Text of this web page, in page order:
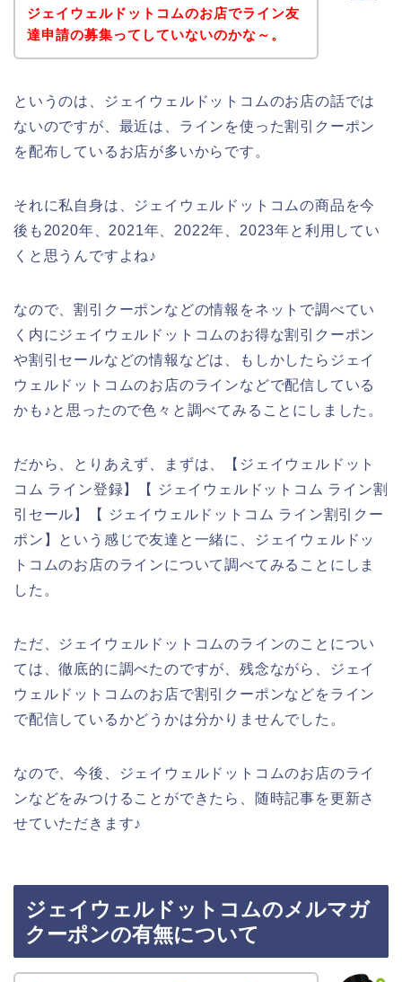
ジェイウェルドットコムのお店でライン友
達申請の募集ってしていないのかな～。
というのは、ジェイウェルドットコムのお店の話では
ないのですが、最近は、ラインを使った割引クーポン
を配布しているお店が多いからです。
それに私自身は、ジェイウェルドットコムの商品を今
後も2020年、2021年、2022年、2023年と利用してい
くと思うんですよね♪
なので、割引クーポンなどの情報をネットで調べてい
く内にジェイウェルドットコムのお得な割引クーポン
や割引セールなどの情報などは、もしかしたらジェイ
ウェルドットコムのお店のラインなどで配信している
かも♪と思ったので色々と調べてみることにしました。
だから、とりあえず、まずは、【ジェイウェルドット
コム ライン登録】【 ジェイウェルドットコム ライン割
引セール】【 ジェイウェルドットコム ライン割引クー
ポン】という感じで友達と一緒に、ジェイウェルドッ
トコムのお店のラインについて調べてみることにしま
した。
ただ、ジェイウェルドットコムのラインのことについ
ては、徹底的に調べたのですが、残念ながら、ジェイ
ウェルドットコムのお店で割引クーポンなどをライン
で配信しているかどうかは分かりませんでした。
なので、今後、ジェイウェルドットコムのお店のライ
ンなどをみつけることができたら、随時記事を更新さ
せていただきます♪
ジェイウェルドットコムのメルマガ
クーポンの有無について